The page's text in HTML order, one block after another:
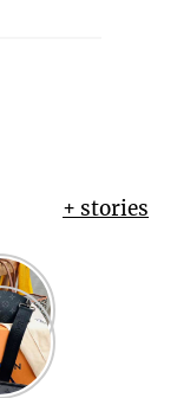
+ stories